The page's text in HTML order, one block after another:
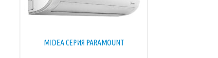
MIDEA СЕРИЯ PARAMOUNT